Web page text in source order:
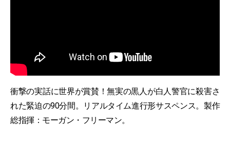
衝撃の実話に世界が賞賛！無実の黒人が白人警官に殺害さ
れた緊迫の90分間。リアルタイム進行形サスペンス。製作
総指揮：モーガン・フリーマン。